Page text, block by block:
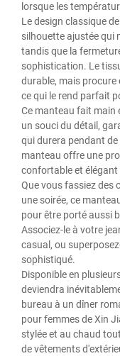
lorsque les
Le design classique
silhouette ajustée qui
tandis que la
sophistication. Le
durable, mais procure
ce qui le rend parfait
Ce manteau fait main
un souci du détail,
qui durera pendant
manteau offre une
confortable et élégant
Que vous fassiez des
une soirée, ce
pour être porté aussi
Associez-le à votre
casual, ou
sophistiqué.
Disponible en
deviendra
bureau à un dîner
pour femmes de Xin
stylée et au chaud
de vêtements